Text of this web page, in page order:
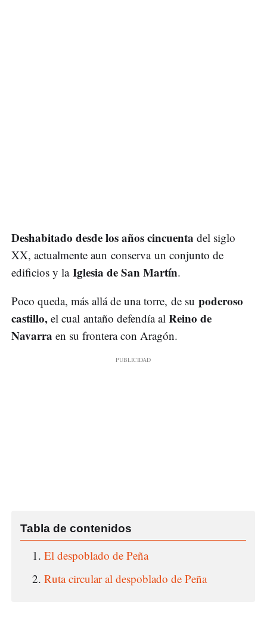
Deshabitado desde los años cincuenta del siglo
XX, actualmente aun conserva un conjunto de
edificios y la Iglesia de San Martín.
Poco queda, más allá de una torre, de su poderoso
castillo, el cual antaño defendía al Reino de
Navarra en su frontera con Aragón.
El despoblado de Peña
Ruta circular al despoblado de Peña